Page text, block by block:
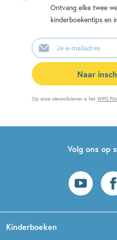
Ontvang elke twee
kinderboekentips en
E-
mailadres
Naar
Op onze nieuwsbrieven is hetWPG
Volg ons op
Kinderboeken